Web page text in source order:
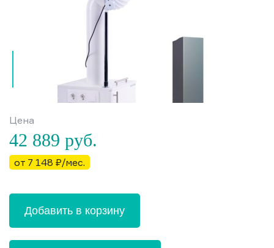
Цена
42 889 руб.
от 7 148 ₽/мес.
Добавить в корзину